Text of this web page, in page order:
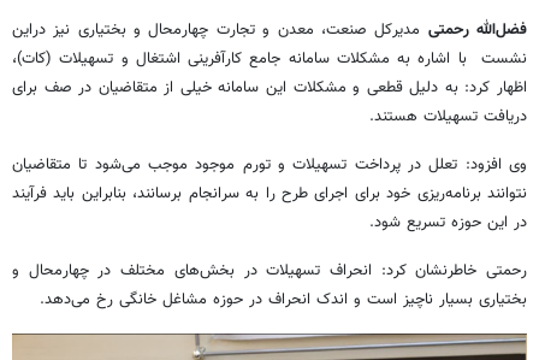
فضل‌الله رحمتی مدیرکل صنعت، معدن و تجارت چهارمحال و بختیاری نیز دراین
نشست با اشاره به مشکلات سامانه جامع کارآفرینی اشتغال و تسهیلات (کات)،
اظهار کرد: به دلیل قطعی و مشکلات این سامانه خیلی از متقاضیان در صف برای
دریافت تسهیلات هستند.
وی افزود: تعلل در پرداخت تسهیلات و تورم موجود موجب می‌شود تا متقاضیان
نتوانند برنامه‌ریزی خود برای اجرای طرح را به سرانجام برسانند، بنابراین باید فرآیند
در این حوزه تسریع شود.
رحمتی خاطرنشان کرد: انحراف تسهیلات در بخش‌های مختلف در چهارمحال و
بختیاری بسیار ناچیز است و اندک انحراف در حوزه مشاغل خانگی رخ می‌دهد.